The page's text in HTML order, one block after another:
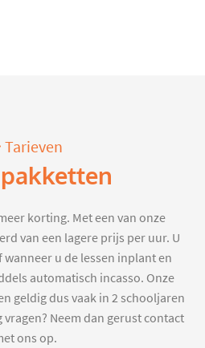
Tarieven
korting. Met een van onze
van een lagere prijs per uur. U
u de lessen inplant en
automatisch incasso. Onze
geldig dus vaak in 2 schooljaren
Neem dan gerust contact
ons op.